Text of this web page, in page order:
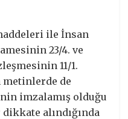
ile İnsan
23/4. ve
11/1.
metinlerde de
imzalamış olduğu
alındığında